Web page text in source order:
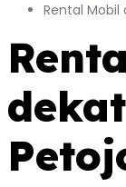
Rental Mobil